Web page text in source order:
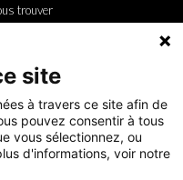
trouver
groupe
Qualité
site
à travers ce site afin de
pouvez consentir à tous
vous sélectionnez, ou
d'informations, voir notre